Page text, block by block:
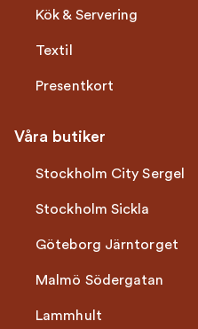
Kök & Servering
Textil
Presentkort
Våra butiker
Stockholm City Sergel
Stockholm Sickla
Göteborg Järntorget
Malmö Södergatan
Lammhult